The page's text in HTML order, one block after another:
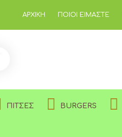
ΑΡΧΙΚΉ ΠΟΙΟΊ ΕΊΜΑΣΤΕ
ΠΊΤΣΕΣ BURGERS